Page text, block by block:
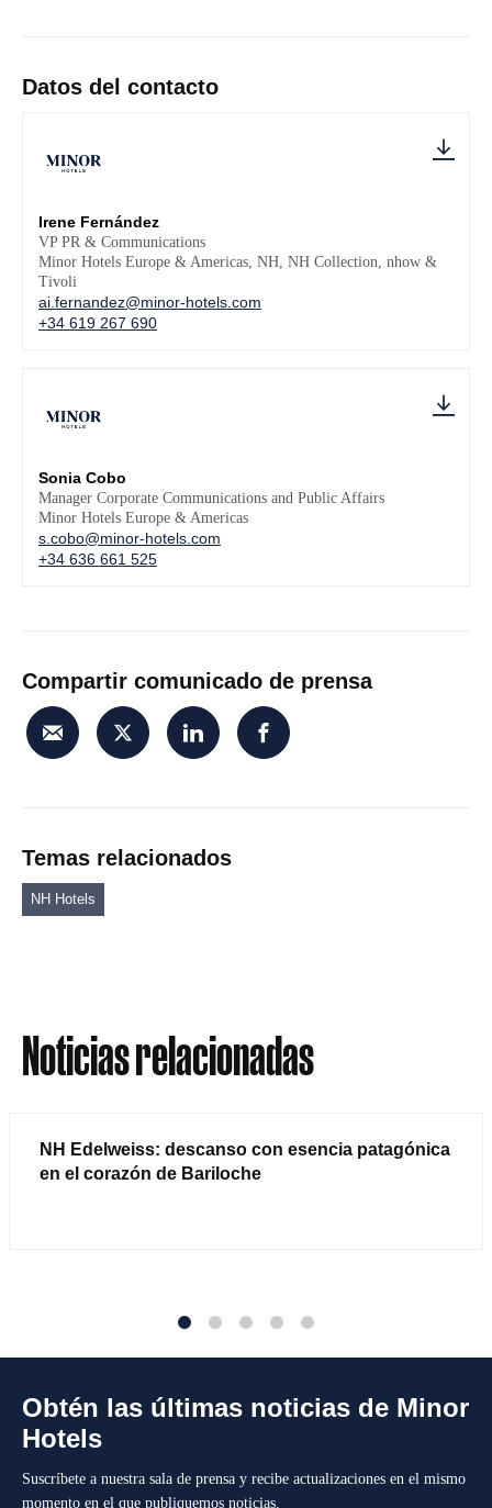
Datos del contacto
Irene Fernández
VP PR & Communications
Minor Hotels Europe & Americas, NH, NH Collection, nhow &
Tivoli
ai.fernandez@minor-hotels.com
+34 619 267 690
Sonia Cobo
Manager Corporate Communications and Public Affairs
Minor Hotels Europe & Americas
s.cobo@minor-hotels.com
+34 636 661 525
Compartir comunicado de prensa
Temas relacionados
NH Hotels
Noticias relacionadas
NH Edelweiss: descanso con esencia patagónica
en el corazón de Bariloche
Obtén las últimas noticias de Minor
Hotels
Suscríbete a nuestra sala de prensa y recibe actualizaciones en el mismo
momento en el que publiquemos noticias.